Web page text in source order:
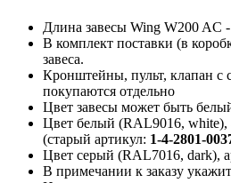
Длина завесы Wing W200 AC
В комплект поставки (в
завеса.
Кронштейны, пульт, клапан с
покупаются отдельно
Цвет завесы может быть
Цвет белый (RAL9016, white),
(старый артикул: 1-4-2801-
Цвет серый (RAL7016, dark),
В примечании к заказу